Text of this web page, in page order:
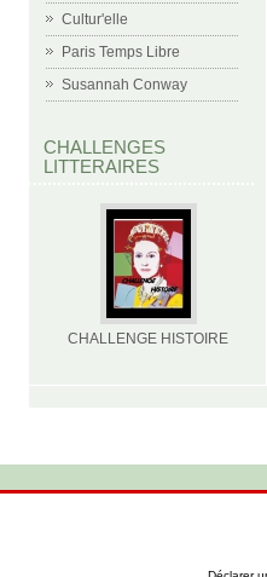
Cultur'elle
Paris Temps Libre
Susannah Conway
CHALLENGES
LITTERAIRES
CHALLENGE HISTOIRE